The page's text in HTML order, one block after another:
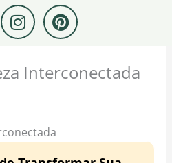
I
n
s
t
a
a
m
P
i
n
t
e
t
Interconectada